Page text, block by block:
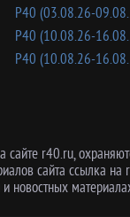
Р40 (03.08.26-
Р40 (10.08.26-
Р40 (10.08.26-
r40.ru,
сайта ссылка
новостных